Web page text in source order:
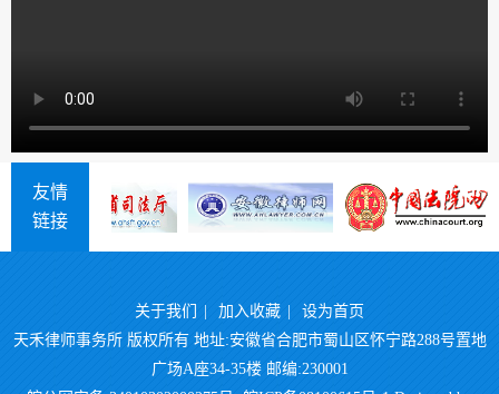
友情
链接
关于我们 加入收藏
设为首页
天禾律师事务所 版权所有 地址:安徽省合肥市蜀山区怀宁路288号置地
广场A座34-35楼 邮编:230001